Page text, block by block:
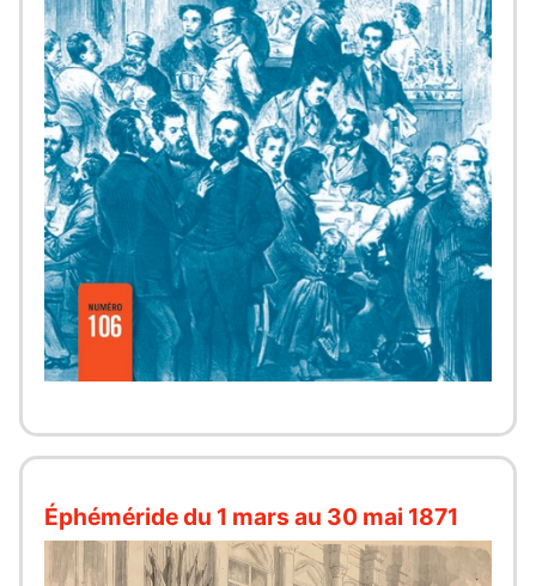
Éphéméride du 1 mars au 30 mai 1871